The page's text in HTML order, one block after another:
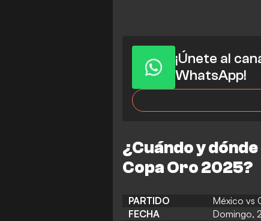
¡Únete al
WhatsApp!
¿Cuándo y
Copa Oro 2025?
PARTIDO
México vs
FECHA
Domingo,